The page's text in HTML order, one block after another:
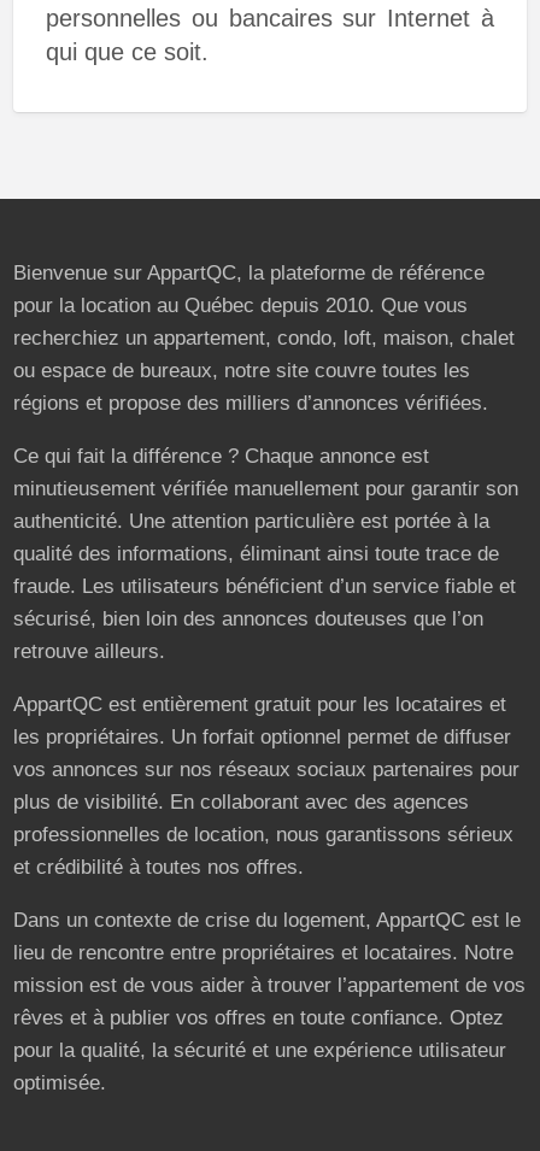
personnelles ou bancaires sur Internet à
qui que ce soit.
Bienvenue sur AppartQC, la plateforme de référence
pour la location au Québec depuis 2010. Que vous
recherchiez un appartement, condo, loft, maison, chalet
ou espace de bureaux, notre site couvre toutes les
régions et propose des milliers d’annonces vérifiées.
Ce qui fait la différence ? Chaque annonce est
minutieusement vérifiée manuellement pour garantir son
authenticité. Une attention particulière est portée à la
qualité des informations, éliminant ainsi toute trace de
fraude. Les utilisateurs bénéficient d’un service fiable et
sécurisé, bien loin des annonces douteuses que l’on
retrouve ailleurs.
AppartQC est entièrement gratuit pour les locataires et
les propriétaires. Un forfait optionnel permet de diffuser
vos annonces sur nos réseaux sociaux partenaires pour
plus de visibilité. En collaborant avec des agences
professionnelles de location, nous garantissons sérieux
et crédibilité à toutes nos offres.
Dans un contexte de crise du logement, AppartQC est le
lieu de rencontre entre propriétaires et locataires. Notre
mission est de vous aider à trouver l’appartement de vos
rêves et à publier vos offres en toute confiance. Optez
pour la qualité, la sécurité et une expérience utilisateur
optimisée.